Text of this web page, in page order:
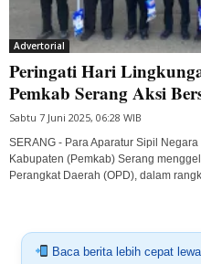
Advertorial
Peringati Hari
Pemkab Serang Aksi
Sabtu 7 Juni 2025, 06:28 WIB
SERANG - Para Aparatur Sipil
Kabupaten (Pemkab) Serang
Perangkat Daerah (OPD), dalam
Baca berita lebih cepat